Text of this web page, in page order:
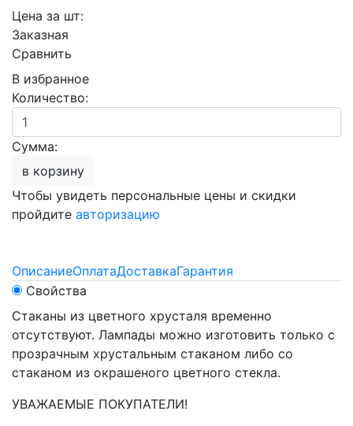
Цена за шт:
Заказная
Сравнить
В избранное
Количество:
Сумма:
в корзину
Чтобы увидеть персональные цены и скидки
пройдите авторизацию
ОписаниеОплатаДоставкаГарантия
Свойства
Стаканы из цветного хрусталя временно
отсутствуют. Лампады можно изготовить только с
прозрачным хрустальным стаканом либо со
стаканом из окрашеного цветного стекла.
УВАЖАЕМЫЕ ПОКУПАТЕЛИ!